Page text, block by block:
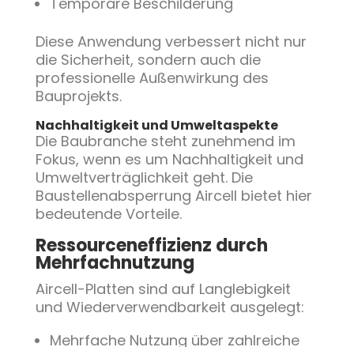
Diese Anwendung verbessert nicht nur
die Sicherheit, sondern auch die
professionelle Außenwirkung des
Bauprojekts.
Nachhaltigkeit und Umweltaspekte
Die Baubranche steht zunehmend im
Fokus, wenn es um Nachhaltigkeit und
Umweltverträglichkeit geht. Die
Baustellenabsperrung Aircell bietet hier
bedeutende Vorteile.
Ressourceneffizienz durch
Mehrfachnutzung
Aircell-Platten sind auf Langlebigkeit
und Wiederverwendbarkeit ausgelegt:
Mehrfache Nutzung über zahlreiche